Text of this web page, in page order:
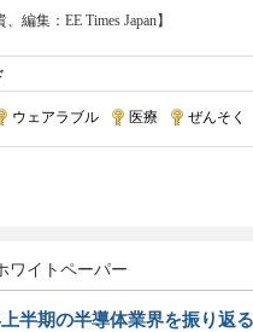
編集：EE Times Japan】
ウェアラブル 医療 ぜんそく
ワイトペーパー
上半期の半導体業界を振り返